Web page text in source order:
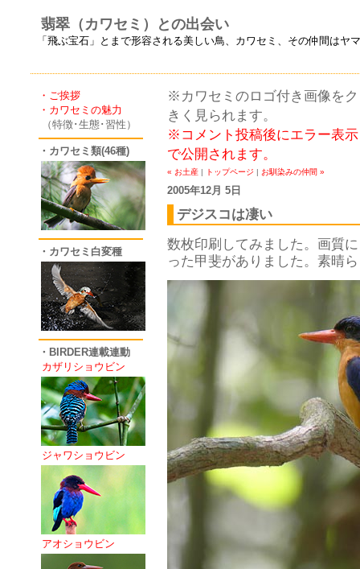
翡翠（カワセミ）との出会い
「飛ぶ宝石」とまで形容される美しい鳥、カワセミ、その仲間は
・ご挨拶
・カワセミの魅力
（特徴･生態･習性）
・カワセミ類(46種)
・カワセミ白変種
・BIRDER連載連動
カザリショウビン
ジャワショウビン
アオショウビン
※カワセミのロゴ付き画像を
きく見られます。
※コメント投稿後にエラー表
で公開されます。
« お土産| トップページ | お馴染みの仲間 »
2005年12月 5日
デジスコは凄い
数枚印刷してみました。画質
った甲斐がありました。素晴